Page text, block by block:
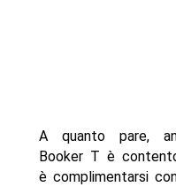
A quanto pare,
Booker T è
è complimentarsi